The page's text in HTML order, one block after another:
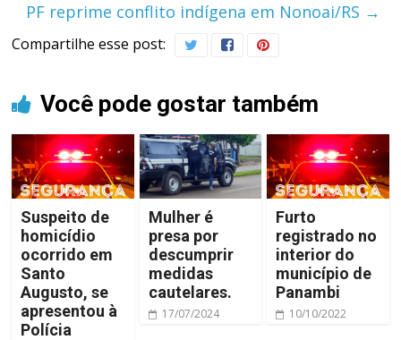
PF reprime conflito indígena em Nonoai/RS →
Compartilhe esse post:
Você pode gostar também
Suspeito de
homicídio
ocorrido em
Santo
Augusto, se
apresentou à
Polícia
Mulher é
presa por
descumprir
medidas
cautelares.
17/07/2024
Furto
registrado no
interior do
município de
Panambi
10/10/2022